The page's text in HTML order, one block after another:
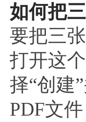
如何把
要把三
打开这
择“创建
PDF文